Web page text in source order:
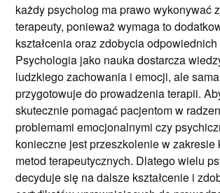
każdy psycholog ma prawo wykonywać
terapeuty, ponieważ wymaga to
kształcenia oraz zdobycia
Psychologia jako nauka dostarcza
ludzkiego zachowania i emocji, ale
przygotowuje do prowadzenia terapii.
skutecznie pomagać pacjentom w
problemami emocjonalnymi czy
konieczne jest przeszkolenie w zakresie
metod terapeutycznych. Dlatego wielu
decyduje się na dalsze kształcenie i